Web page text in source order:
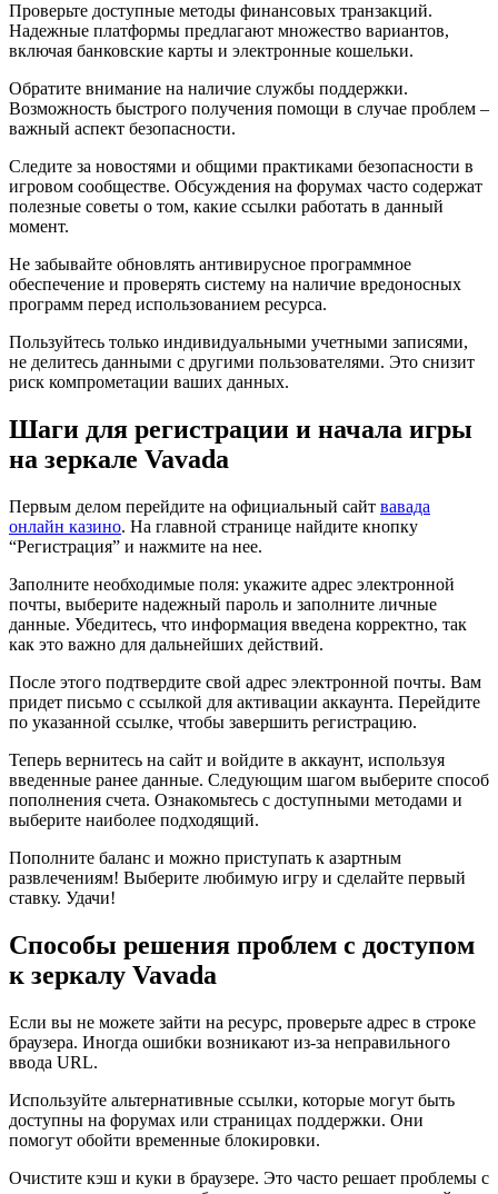
Проверьте доступные методы финансовых транзакций.
Надежные платформы предлагают множество вариантов,
включая банковские карты и электронные кошельки.
Обратите внимание на наличие службы поддержки.
Возможность быстрого получения помощи в случае проблем –
важный аспект безопасности.
Следите за новостями и общими практиками безопасности в
игровом сообществе. Обсуждения на форумах часто содержат
полезные советы о том, какие ссылки работать в данный
момент.
Не забывайте обновлять антивирусное программное
обеспечение и проверять систему на наличие вредоносных
программ перед использованием ресурса.
Пользуйтесь только индивидуальными учетными записями,
не делитесь данными с другими пользователями. Это снизит
риск компрометации ваших данных.
Шаги для регистрации и начала игры
на зеркале Vavada
Первым делом перейдите на официальный сайт вавада
онлайн казино. На главной странице найдите кнопку
“Регистрация” и нажмите на нее.
Заполните необходимые поля: укажите адрес электронной
почты, выберите надежный пароль и заполните личные
данные. Убедитесь, что информация введена корректно, так
как это важно для дальнейших действий.
После этого подтвердите свой адрес электронной почты. Вам
придет письмо с ссылкой для активации аккаунта. Перейдите
по указанной ссылке, чтобы завершить регистрацию.
Теперь вернитесь на сайт и войдите в аккаунт, используя
введенные ранее данные. Следующим шагом выберите способ
пополнения счета. Ознакомьтесь с доступными методами и
выберите наиболее подходящий.
Пополните баланс и можно приступать к азартным
развлечениям! Выберите любимую игру и сделайте первый
ставку. Удачи!
Способы решения проблем с доступом
к зеркалу Vavada
Если вы не можете зайти на ресурс, проверьте адрес в строке
браузера. Иногда ошибки возникают из-за неправильного
ввода URL.
Используйте альтернативные ссылки, которые могут быть
доступны на форумах или страницах поддержки. Они
помогут обойти временные блокировки.
Очистите кэш и куки в браузере. Это часто решает проблемы с